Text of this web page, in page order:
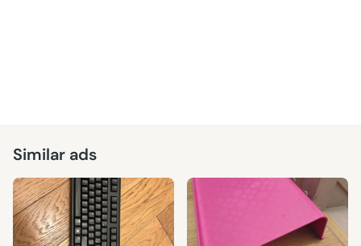
Similar ads